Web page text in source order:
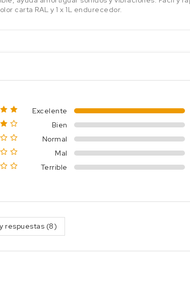
carta RAL y 1 x 1L endurecedor.
Excelente
Bien
Normal
Mal
Terrible
respuestas (8)